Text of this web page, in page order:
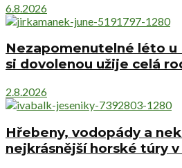
6.8.2026
Nezapomenutelné léto u
si dovolenou užije celá
2.8.2026
Hřebeny, vodopády a
nejkrásnější horské túry